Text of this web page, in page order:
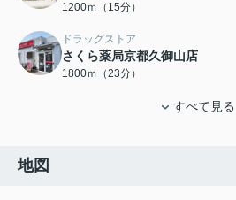
1200ｍ（15分）
ドラッグストア
さくら薬局京都久御山店
1800ｍ（23分）
すべて見る
地図